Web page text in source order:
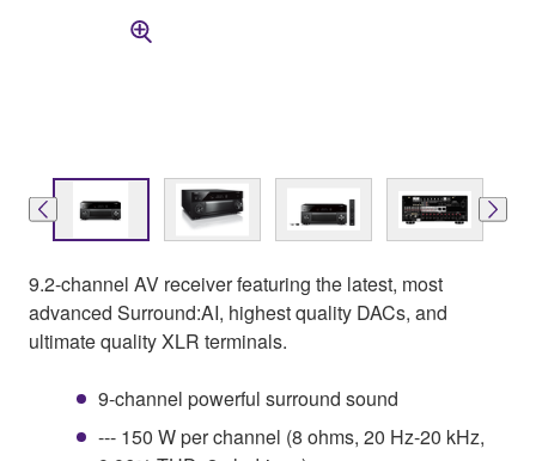
9.2-channel AV receiver featuring the latest, most
advanced Surround:AI, highest quality DACs, and
ultimate quality XLR terminals.
9-channel powerful surround sound
--- 150 W per channel (8 ohms, 20 Hz-20 kHz,